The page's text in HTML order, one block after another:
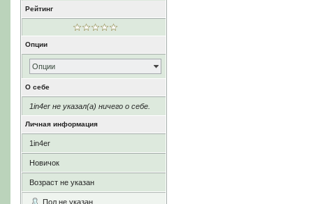
Рейтинг
Опции
Опции
О себе
1in4er не указал(а) ничего о себе.
Личная информация
1in4er
Новичок
Возраст не указан
Пол не указан